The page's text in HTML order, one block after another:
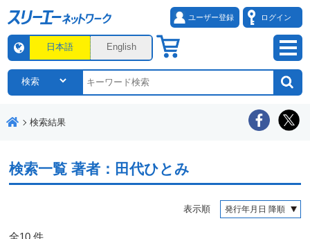
ユーザー登録 ログイン
日本語 English
検索結果
検索一覧著者：田代ひとみ
表示順